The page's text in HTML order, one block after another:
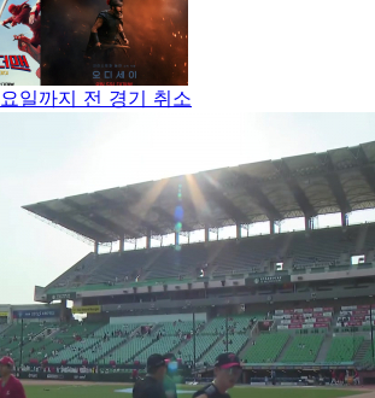
일까지 전 경기 취소